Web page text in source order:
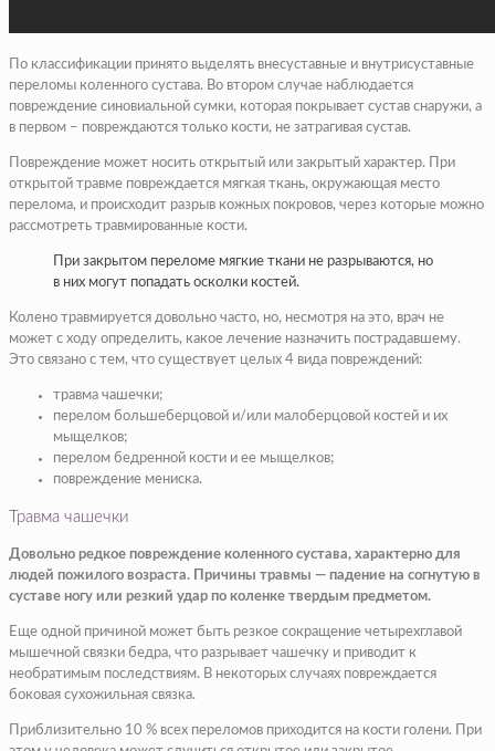
По классификации принято выделять внесуставные и внутрисуставные
переломы коленного сустава. Во втором случае наблюдается
повреждение синовиальной сумки, которая покрывает сустав снаружи, а
в первом – повреждаются только кости, не затрагивая сустав.
Повреждение может носить открытый или закрытый характер. При
открытой травме повреждается мягкая ткань, окружающая место
перелома, и происходит разрыв кожных покровов, через которые можно
рассмотреть травмированные кости.
При закрытом переломе мягкие ткани не разрываются, но
в них могут попадать осколки костей.
Колено травмируется довольно часто, но, несмотря на это, врач не
может с ходу определить, какое лечение назначить пострадавшему.
Это связано с тем, что существует целых 4 вида повреждений:
травма чашечки;
перелом большеберцовой и/или малоберцовой костей и их
мыщелков;
перелом бедренной кости и ее мыщелков;
повреждение мениска.
Травма чашечки
Довольно редкое повреждение коленного сустава, характерно для
людей пожилого возраста. Причины травмы — падение на согнутую в
суставе ногу или резкий удар по коленке твердым предметом.
Еще одной причиной может быть резкое сокращение четырехглавой
мышечной связки бедра, что разрывает чашечку и приводит к
необратимым последствиям. В некоторых случаях повреждается
боковая сухожильная связка.
Приблизительно 10 % всех переломов приходится на кости голени. При